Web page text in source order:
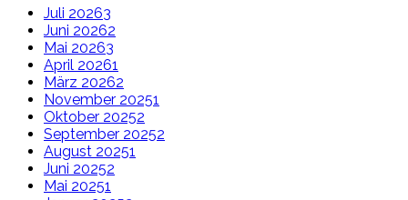
Juli 20263
Juni 20262
Mai 20263
April 20261
März 20262
November 20251
Oktober 20252
September 20252
August 20251
Juni 20252
Mai 20251